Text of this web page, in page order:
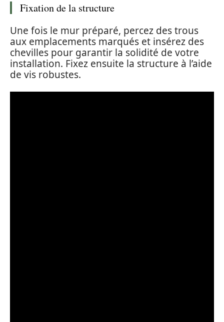
Fixation de la structure
Une fois le mur préparé, percez des trous
aux emplacements marqués et insérez des
chevilles pour garantir la solidité de votre
installation. Fixez ensuite la structure à l’aide
de vis robustes.